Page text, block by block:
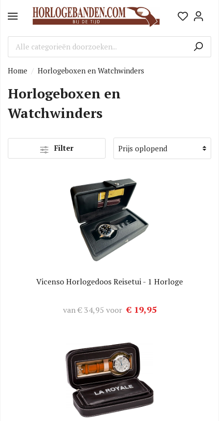
Home Horlogeboxen en Watchwinders
Horlogeboxen en
Watchwinders
Filter
Vicenso Horlogedoos Reisetui - 1 Horloge
van€ 34,95 voor € 19,95